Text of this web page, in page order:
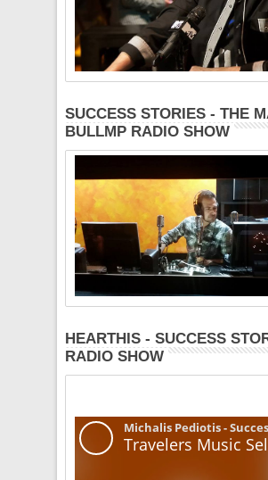
SUCCESS STORIES - THE
BULLMP RADIO SHOW
HEARTHIS - SUCCESS
RADIO SHOW